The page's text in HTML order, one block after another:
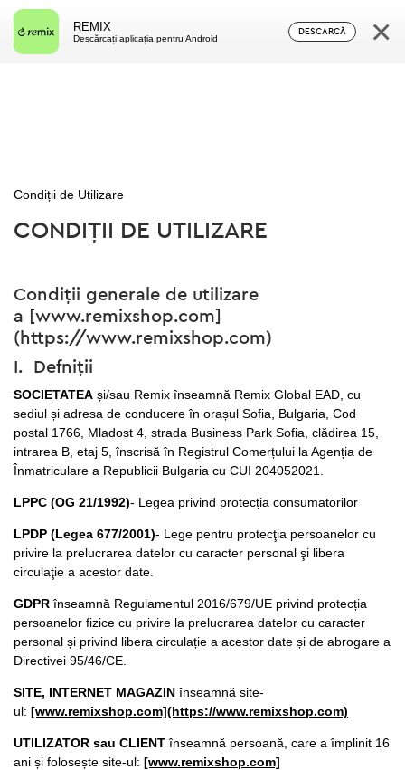
REMIX
Descărcați aplicația pentru Android
DESCARCĂ ×
Condiții de Utilizare
CONDIȚII DE UTILIZARE
Condiții generale de utilizare
a
[www.remixshop.com]
(https://www.remixshop.com)
I. Defniții
SOCIETATEA și/sau Remix înseamnă Remix Global EAD , cu
sediul și adresa de conducere în orașul Sofia, Bulgaria, Cod
postal 1766, Mladost 4, strada Business Park Sofia, clădirea 15,
intrarea B, etaj 5, înscrisă în Registrul Comerțului la Agenția de
Înmatriculare a Republicii Bulgaria cu CUI 204052021.
LPPC (OG 21/1992)- Legea privind protecția consumatorilor
LPDP (Legea 677/2001)- Lege pentru protecţia persoanelor cu
privire la prelucrarea datelor cu caracter personal şi libera
circulaţie a acestor date.
GDPRînseamnă Regulamentul 2016/679/UE privind protecția
persoanelor fizice cu privire la prelucrarea datelor cu caracter
personal și privind libera circulație a acestor date și de abrogare a
Directivei 95/46/CE.
SITE, INTERNET MAGAZINînseamnă site-
ul: [www.remixshop.com](https://www.remixshop.com)
UTILIZATOR sau CLIENTînseamnă persoană, care a împlinit 16
ani și folosește site-ul: [www.remixshop.com]